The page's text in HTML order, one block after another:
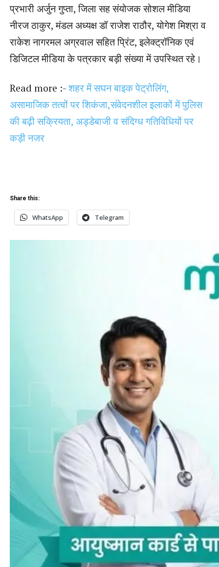
प्रभारी अर्जुन गुप्ता, जिला सह संयोजक सोशल मीडिया
नीरज ठाकुर, मंडल अध्यक्ष डॉ राजेश राठौर, योगेश मिश्रा व
राकेश नागरमल अग्रवाल सहित प्रिंट, इलेक्ट्रॉनिक एवं
डिजिटल मीडिया के पत्रकार बड़ी संख्या में उपस्थित रहे।
Read more :-शहर में सघन बाइक पेट्रोलिंग,
असामाजिक तत्वों पर शिकंजा,संवेदनशील इलाकों में पुलिस
की बढ़ी सक्रियता, अड्डेबाजी व संदिग्ध गतिविधियों पर
कड़ी नजर
Share this:
WhatsApp Telegram